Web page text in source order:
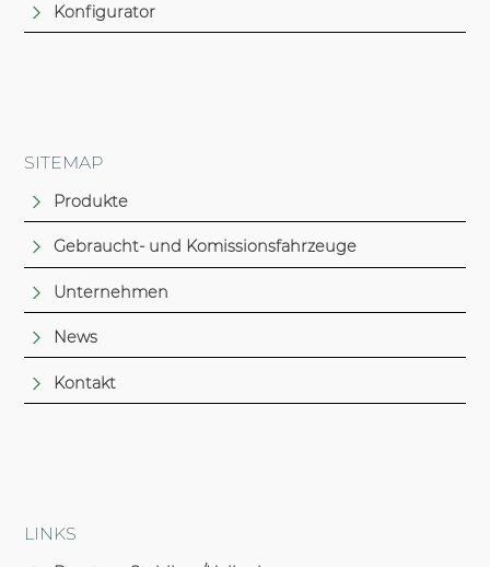
Konfigurator
SITEMAP
Produkte
Gebraucht- und Komissionsfahrzeuge
Unternehmen
News
Kontakt
LINKS